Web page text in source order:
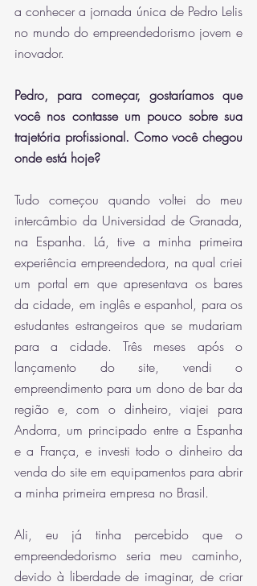
a conhecer a jornada única de Pedro Lelis
no mundo do empreendedorismo jovem e
inovador.
Pedro, para começar, gostaríamos que
você nos contasse um pouco sobre sua
trajetória profissional. Como você chegou
onde está hoje?
Tudo começou quando voltei do meu
intercâmbio da Universidad de Granada,
na Espanha. Lá, tive a minha primeira
experiência empreendedora, na qual criei
um portal em que apresentava os bares
da cidade, em inglês e espanhol, para os
estudantes estrangeiros que se mudariam
para a cidade. Três meses após o
lançamento do site, vendi o
empreendimento para um dono de bar da
região e, com o dinheiro, viajei para
Andorra, um principado entre a Espanha
e a França, e investi todo o dinheiro da
venda do site em equipamentos para abrir
a minha primeira empresa no Brasil.
Ali, eu já tinha percebido que o
empreendedorismo seria meu caminho,
devido à liberdade de imaginar, de criar